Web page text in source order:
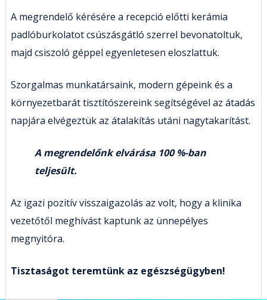
A megrendelő kérésére a recepció előtti kerámia
padlóburkolatot csúszásgátló szerrel bevonatoltuk,
majd csiszoló géppel egyenletesen eloszlattuk.
Szorgalmas munkatársaink, modern gépeink és a
környezetbarát tisztítószereink segítségével az átadás
napjára elvégeztük az átalakítás utáni nagytakarítást.
A megrendelőnk elvárása 100 %-ban
teljesült.
Az igazi pozitív visszaigazolás az volt, hogy a klinika
vezetőtől meghívást kaptunk az ünnepélyes
megnyitóra.
Tisztaságot teremtünk az egészségügyben!